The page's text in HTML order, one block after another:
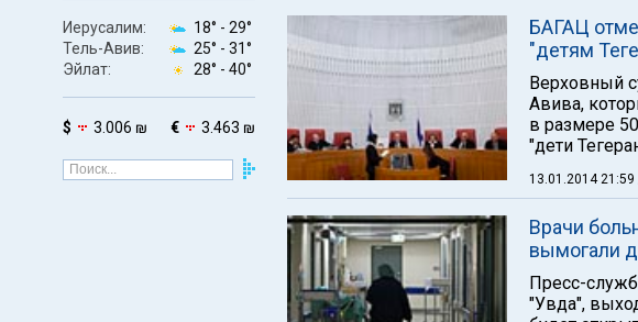
Иерусалим: 18° - 29°
Тель-Авив:
25° - 31°
Эйлат:
28° - 40°
$ 3.006 ₪ € 3.463 ₪
БАГАЦ
"детям
Верховный
Авива,
в размере
"дети
13.01.2014 21:59
Врачи
вымогали
Пресс-
"Увда",